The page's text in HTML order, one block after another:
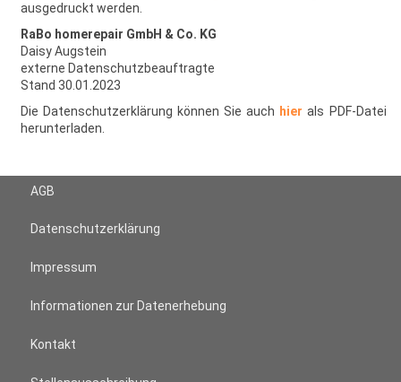
ausgedruckt werden.
RaBo homerepair GmbH & Co. KG
Daisy Augstein
externe Datenschutzbeauftragte
Stand 30.01.2023
Die Datenschutzerklärung können Sie auch hier als PDF-Datei
herunterladen.
AGB
Datenschutzerklärung
Impressum
Informationen zur Datenerhebung
Kontakt